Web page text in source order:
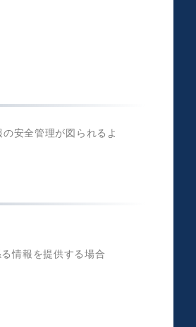
安全管理が図られるよ
情報を提供する場合